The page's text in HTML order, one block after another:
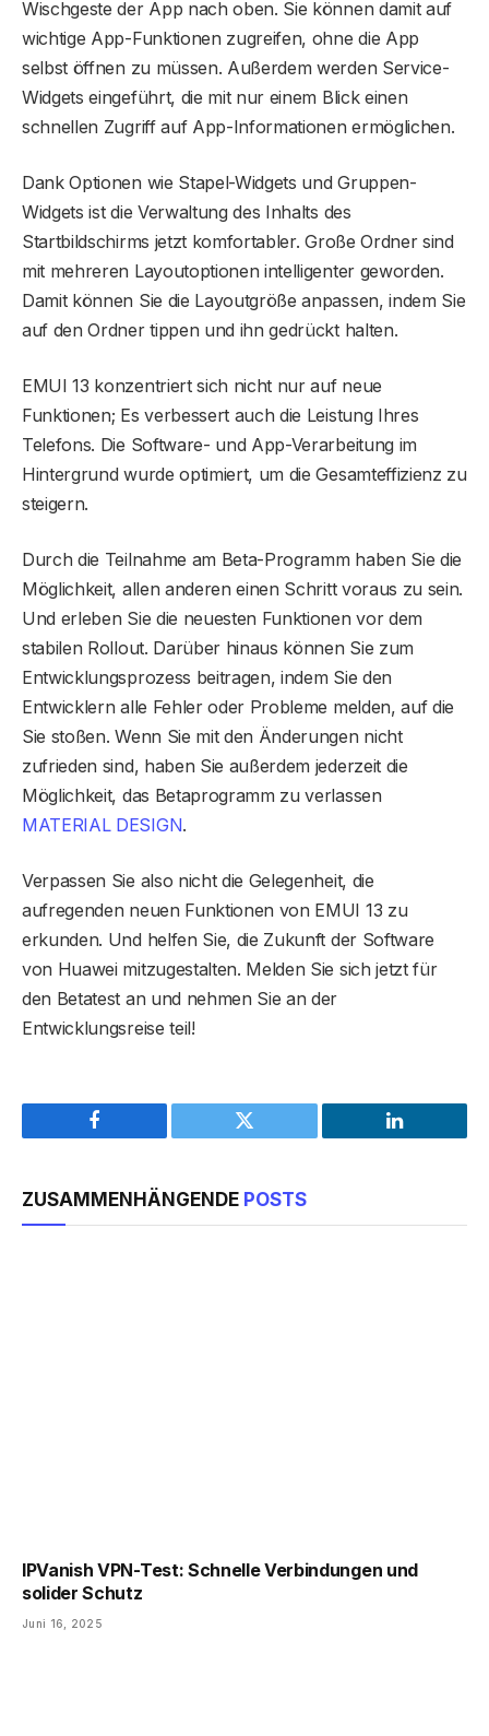
Wischgeste der App nach oben. Sie können damit auf
wichtige App-Funktionen zugreifen, ohne die App
selbst öffnen zu müssen. Außerdem werden Service-
Widgets eingeführt, die mit nur einem Blick einen
schnellen Zugriff auf App-Informationen ermöglichen.
Dank Optionen wie Stapel-Widgets und Gruppen-
Widgets ist die Verwaltung des Inhalts des
Startbildschirms jetzt komfortabler. Große Ordner sind
mit mehreren Layoutoptionen intelligenter geworden.
Damit können Sie die Layoutgröße anpassen, indem Sie
auf den Ordner tippen und ihn gedrückt halten.
EMUI 13 konzentriert sich nicht nur auf neue
Funktionen; Es verbessert auch die Leistung Ihres
Telefons. Die Software- und App-Verarbeitung im
Hintergrund wurde optimiert, um die Gesamteffizienz zu
steigern.
Durch die Teilnahme am Beta-Programm haben Sie die
Möglichkeit, allen anderen einen Schritt voraus zu sein.
Und erleben Sie die neuesten Funktionen vor dem
stabilen Rollout. Darüber hinaus können Sie zum
Entwicklungsprozess beitragen, indem Sie den
Entwicklern alle Fehler oder Probleme melden, auf die
Sie stoßen. Wenn Sie mit den Änderungen nicht
zufrieden sind, haben Sie außerdem jederzeit die
Möglichkeit, das Betaprogramm zu verlassen
MATERIAL DESIGN.
Verpassen Sie also nicht die Gelegenheit, die
aufregenden neuen Funktionen von EMUI 13 zu
erkunden. Und helfen Sie, die Zukunft der Software
von Huawei mitzugestalten. Melden Sie sich jetzt für
den Betatest an und nehmen Sie an der
Entwicklungsreise teil!
Facebook Twitter LinkedIn
ZUSAMMENHÄNGENDE POSTS
IPVanish VPN-Test: Schnelle Verbindungen und
solider Schutz
Juni 16, 2025